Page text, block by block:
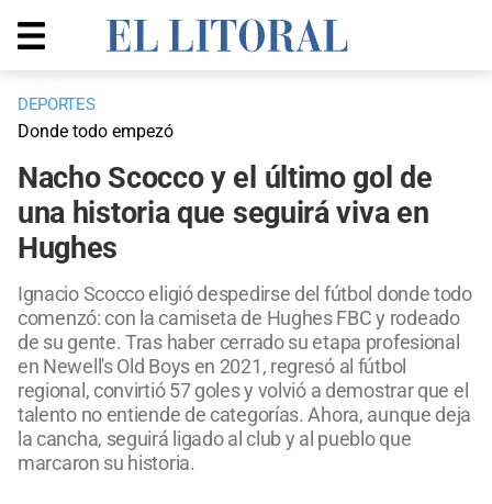
DEPORTES
Donde todo empezó
Nacho Scocco y el último gol de
una historia que seguirá viva en
Hughes
Ignacio Scocco eligió despedirse del fútbol donde todo
comenzó: con la camiseta de Hughes FBC y rodeado
de su gente. Tras haber cerrado su etapa profesional
en Newell's Old Boys en 2021, regresó al fútbol
regional, convirtió 57 goles y volvió a demostrar que el
talento no entiende de categorías. Ahora, aunque deja
la cancha, seguirá ligado al club y al pueblo que
marcaron su historia.